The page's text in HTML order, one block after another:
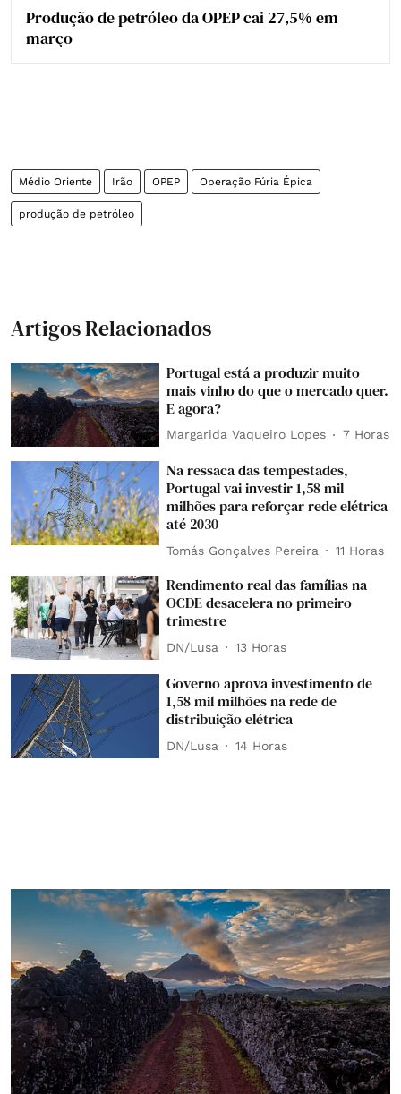
Produção de petróleo da OPEP cai 27,5% em
março
Médio Oriente Irão OPEP Operação Fúria Épica
produção de petróleo
Artigos Relacionados
Portugal está a produzir muito
mais vinho do que o mercado quer.
E agora?
Margarida Vaqueiro Lopes 7 Horas
Na ressaca das tempestades,
Portugal vai investir 1,58 mil
milhões para reforçar rede elétrica
até 2030
Tomás Gonçalves Pereira 11 Horas
Rendimento real das famílias na
OCDE desacelera no primeiro
trimestre
DN/Lusa 13 Horas
Governo aprova investimento de
1,58 mil milhões na rede de
distribuição elétrica
DN/Lusa 14 Horas